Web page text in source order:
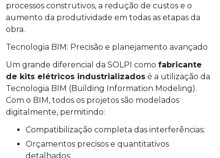
processos construtivos, a redução de custos e o
aumento da produtividade em todas as etapas da
obra.
Tecnologia BIM: Precisão e planejamento avançado
Um grande diferencial da SOLPI como fabricante
de kits elétricos industrializados é a utilização da
Tecnologia BIM (Building Information Modeling).
Com o BIM, todos os projetos são modelados
digitalmente, permitindo:
Compatibilização completa das interferências;
Orçamentos precisos e quantitativos
detalhados;